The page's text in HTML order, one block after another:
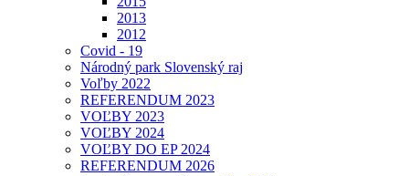
2013
2012
Covid - 19
Národný park Slovenský raj
Voľby 2022
REFERENDUM 2023
VOĽBY 2023
VOĽBY 2024
VOĽBY DO EP 2024
REFERENDUM 2026